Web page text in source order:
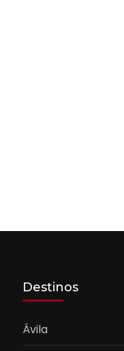
Destinos
Ávila